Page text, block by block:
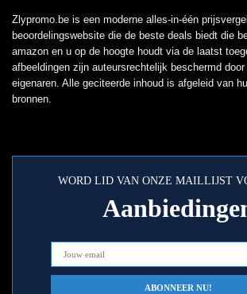
Zlypromo.be is een moderne alles-in-één
beoordelingswebsite die de beste deals biedt die
amazon en u op de hoogte houdt via de laatst
afbeeldingen zijn auteursrechtelijk beschermd
eigenaren. Alle geciteerde inhoud is afgeleid van
bronnen.
WORD LID VAN ONZE MAILLIJST